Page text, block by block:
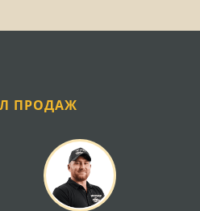
ПРОДАЖ